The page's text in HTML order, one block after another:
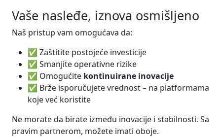
Vaše nasleđe, iznova osmišljeno
Naš pristup vam omogućava da:
✅ Zaštitite postojeće investicije
✅ Smanjite operativne rizike
✅ Omogućite kontinuirane inovacije
✅ Brže isporučujete vrednost – na platformama
koje već koristite
Ne morate da birate između inovacije i stabilnosti. Sa
pravim partnerom, možete imati oboje.